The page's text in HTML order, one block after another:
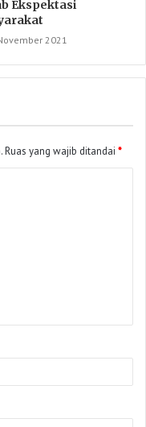
Ekspektasi
2021
Ruas yang wajib ditandai *